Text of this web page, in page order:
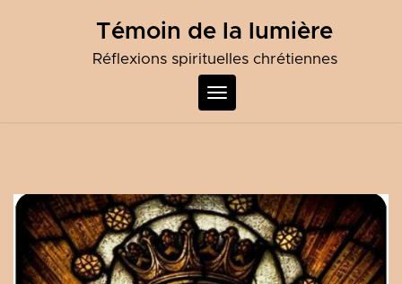
Témoin de la lumière
Réflexions spirituelles chrétiennes
Toggle
navigation
Blog